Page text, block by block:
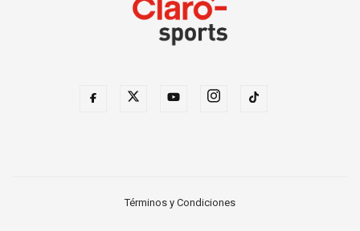
Términos y Condiciones